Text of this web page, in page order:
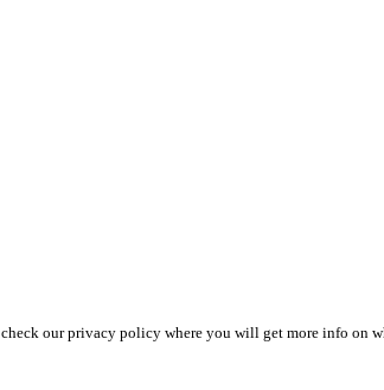
our privacy policy where you will get more info on